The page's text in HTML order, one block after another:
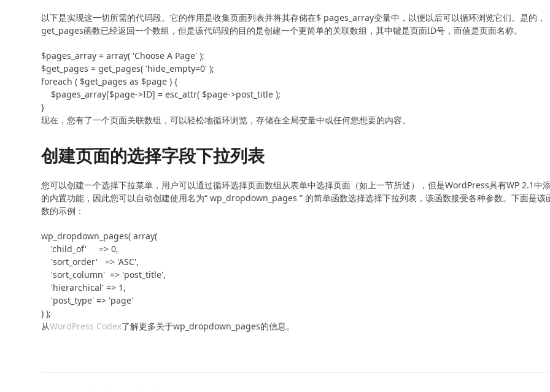
以下是实现这一切所需的代码段。它的作用是收集页面列表并将其存储在$ pages_array变量中，以便以后可以循环浏览它们。是的，
get_pages函数已经返回一个数组，但是该代码段的目的是创建一个更简单的关联数组，其中键是页面ID号，而值是页面名称。
$pages_array = array( 'Choose A Page' );
$get_pages = get_pages( 'hide_empty=0' );
foreach ( $get_pages as $page ) {
}
现在，您有了一个页面关联数组，可以轻松地循环浏览，存储在全局变量中或任何您想要的内容。
创建页面的选择字段下拉列表
您可以创建一个选择下拉菜单，用户可以通过循环选择页面数组从表单中选择页面（如上一节所述），但是WordPress具有WP 2.1中
的内置功能，因此您可以自动创建使用名为“ wp_dropdown_pages ” 的简单函数选择选择下拉列表，该函数接受各种参数。下面是该
数的示例：
wp_dropdown_pages( array(
) );
从WordPress Codex了解更多关于wp_dropdown_pages的信息。